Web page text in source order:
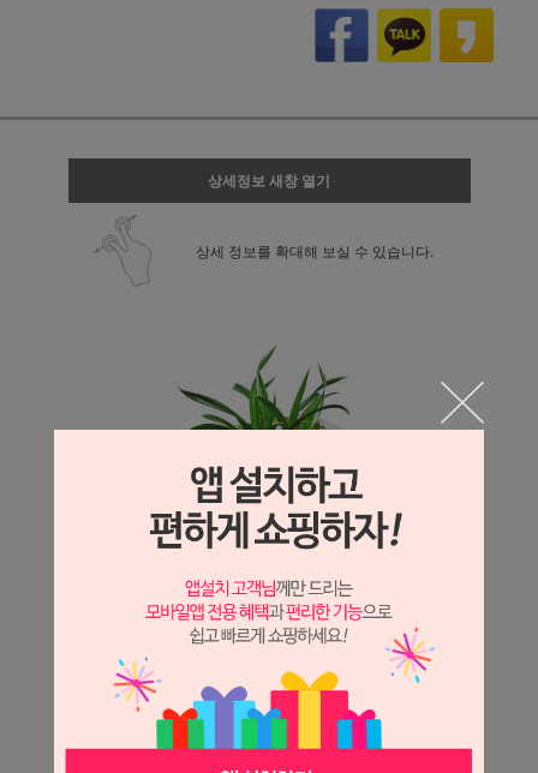
상세정보 새창 열기
상세 정보를 확대해 보실 수 있습니다.